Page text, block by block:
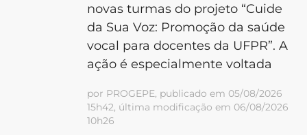
novas turmas do projeto “Cuide
da Sua Voz: Promoção da saúde
vocal para docentes da UFPR”. A
ação é especialmente voltada
por PROGEPE, publicado em 05/08/2026
15h42, última modificação em 06/08/2026
10h26